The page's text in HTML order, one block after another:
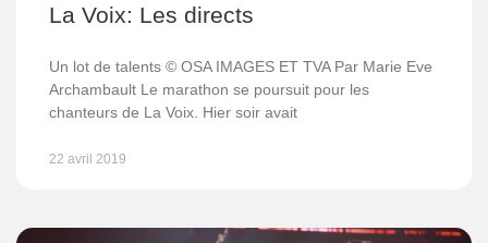
La Voix: Les directs
Un lot de talents © OSA IMAGES ET TVA Par Marie Eve
Archambault Le marathon se poursuit pour les
chanteurs de La Voix. Hier soir avait
22 avril 2019